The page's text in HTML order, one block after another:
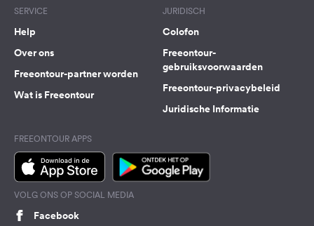
SERVICE
Help
Over ons
Freeontour-partner worden
Wat is Freeontour
JURIDISCH
Colofon
Freeontour-
gebruiksvoorwaarden
Freeontour-privacybeleid
Juridische Informatie
FREEONTOUR APPS
VOLG ONS OP SOCIAL MEDIA
Facebook